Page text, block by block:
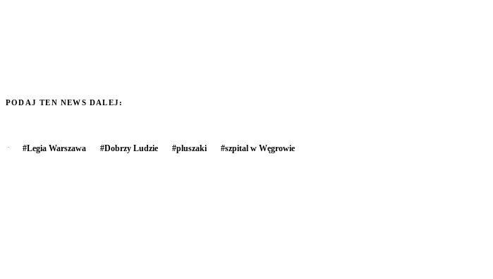
PODAJ TEN NEWS DALEJ:
#Legia Warszawa #Dobrzy Ludzie #pluszaki #szpital w Węgrowie